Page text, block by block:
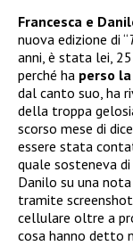
Francesca e
nuova edizione di “
anni, è stata lei,
perché ha perso
dal canto suo, ha
della troppa
scorso mese di
essere stata
quale sosteneva
Danilo su una
tramite
cellulare oltre a
cosa hanno detto